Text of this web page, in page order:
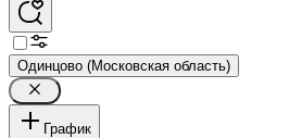
Одинцово (Московская область)
График